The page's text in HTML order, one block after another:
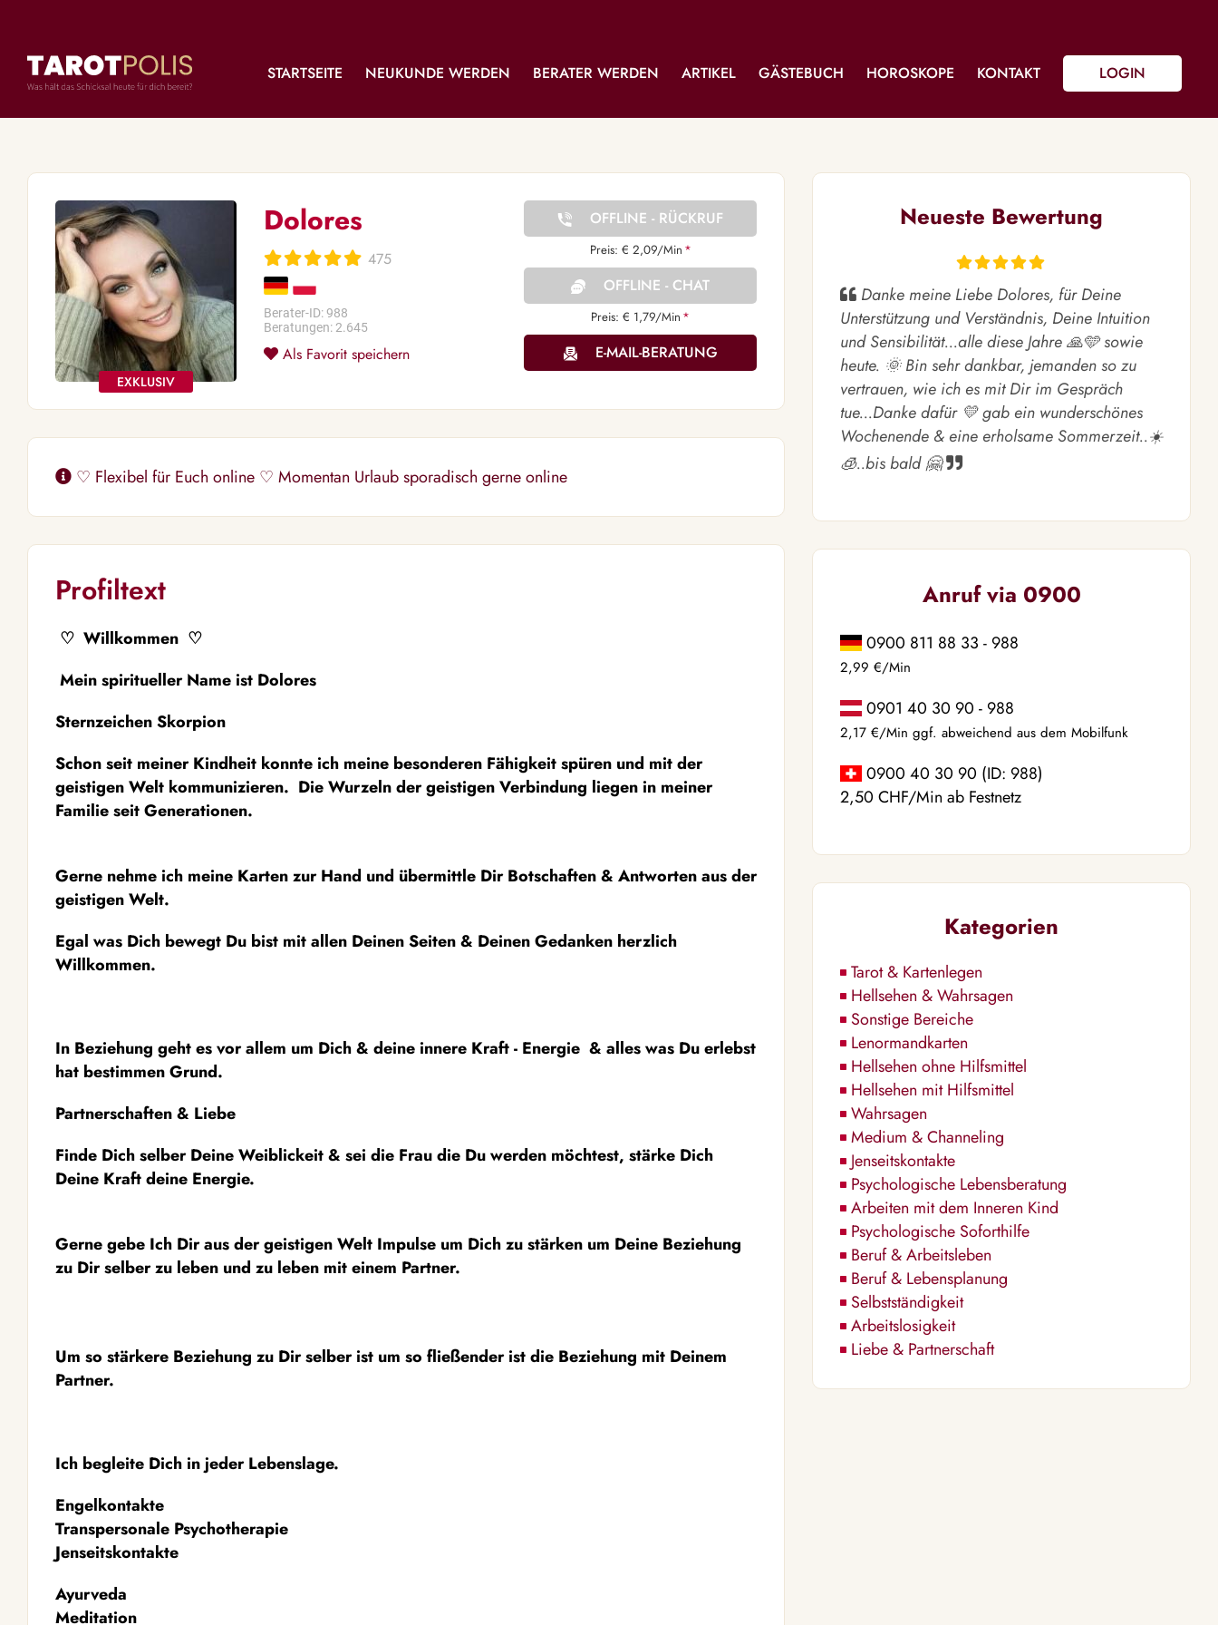
STARTSEITE NEUKUNDE WERDEN BERATER WERDEN ARTIKEL GÄSTEBUCH HOROSKOPE KONTAKT LOGIN
Dolores
475
Berater-ID: 988
Beratungen: 2.645
Als Favorit speichern
OFFLINE - RÜCKRUF
Preis: € 2,09/Min *
OFFLINE - CHAT
Preis: € 1,79/Min *
E-MAIL-BERATUNG
♡ Flexibel für Euch online ♡ Momentan Urlaub sporadisch gerne online
Profiltext
♡ Willkommen ♡
Mein spiritueller Name ist Dolores
Sternzeichen Skorpion
Schon seit meiner Kindheit konnte ich meine besonderen Fähigkeit spüren und mit der
geistigen Welt kommunizieren. Die Wurzeln der geistigen Verbindung liegen in meiner
Familie seit Generationen.
Gerne nehme ich meine Karten zur Hand und übermittle Dir Botschaften & Antworten aus der
geistigen Welt.
Egal was Dich bewegt Du bist mit allen Deinen Seiten & Deinen Gedanken herzlich
Willkommen.
In Beziehung geht es vor allem um Dich & deine innere Kraft - Energie & alles was Du erlebst
hat bestimmen Grund.
Partnerschaften & Liebe
Finde Dich selber Deine Weiblickeit & sei die Frau die Du werden möchtest, stärke Dich
Deine Kraft deine Energie.
Gerne gebe Ich Dir aus der geistigen Welt Impulse um Dich zu stärken um Deine Beziehung
zu Dir selber zu leben und zu leben mit einem Partner.
Um so stärkere Beziehung zu Dir selber ist um so fließender ist die Beziehung mit Deinem
Partner.
Ich begleite Dich in jeder Lebenslage.
Engelkontakte
Transpersonale Psychotherapie
Jenseitskontakte
Ayurveda
Meditation
Neueste Bewertung
Danke meine Liebe Dolores, für Deine
Unterstützung und Verständnis, Deine Intuition
und Sensibilität...alle diese Jahre 🙏🩵 sowie
heute. 🌞 Bin sehr dankbar, jemanden so zu
vertrauen, wie ich es mit Dir im Gespräch
tue...Danke dafür 💛 gab ein wunderschönes
Wochenende & eine erholsame Sommerzeit..☀️
🧊..bis bald 🤗
Anruf via 0900
0900 811 88 33 - 988
2,99 €/Min
0901 40 30 90 - 988
2,17 €/Min ggf. abweichend aus dem Mobilfunk
0900 40 30 90 (ID: 988)
2,50 CHF/Min ab Festnetz
Kategorien
Tarot & Kartenlegen
Hellsehen & Wahrsagen
Sonstige Bereiche
Lenormandkarten
Hellsehen ohne Hilfsmittel
Hellsehen mit Hilfsmittel
Wahrsagen
Medium & Channeling
Jenseitskontakte
Psychologische Lebensberatung
Arbeiten mit dem Inneren Kind
Psychologische Soforthilfe
Beruf & Arbeitsleben
Beruf & Lebensplanung
Selbstständigkeit
Arbeitslosigkeit
Liebe & Partnerschaft